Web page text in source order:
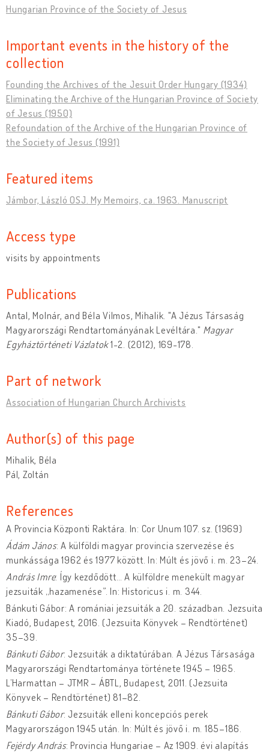
Hungarian Province of the Society of Jesus
Important events in the history of the
collection
Founding the Archives of the Jesuit Order Hungary (1934)
Eliminating the Archive of the Hungarian Province of Society
of Jesus (1950)
Refoundation of the Archive of the Hungarian Province of
the Society of Jesus (1991)
Featured items
Jámbor, László OSJ. My Memoirs, ca. 1963. Manuscript
Access type
visits by appointments
Publications
Antal, Molnár, and Béla Vilmos, Mihalik. "A Jézus Társaság
Magyarországi Rendtartományának Levéltára." Magyar
Egyháztörténeti Vázlatok1-2. (2012), 169-178.
Part of network
Association of Hungarian Church Archivists
Author(s) of this page
Mihalik, Béla
Pál, Zoltán
References
A Provincia Központi Raktára. In: Cor Unum 107. sz. (1969)
Ádám János: A külföldi magyar provincia szervezése és
munkássága 1962 és 1977 között. In: Múlt és jövő i. m. 23–24.
András Imre: Így kezdődött… A külföldre menekült magyar
jezsuiták „hazamenése”. In: Historicus i. m. 344.
Bánkuti Gábor: A romániai jezsuiták a 20. században. Jezsuita
Kiadó, Budapest, 2016. (Jezsuita Könyvek – Rendtörténet)
35–39.
Bánkuti Gábor: Jezsuiták a diktatúrában. A Jézus Társasága
Magyarországi Rendtartománya története 1945 – 1965.
L’Harmattan – JTMR – ÁBTL, Budapest, 2011. (Jezsuita
Könyvek – Rendtörténet) 81–82.
Bánkuti Gábor: Jezsuiták elleni koncepciós perek
Magyarországon 1945 után. In: Múlt és jövő i. m. 185–186.
Fejérdy András: Provincia Hungariae – Az 1909. évi alapítás